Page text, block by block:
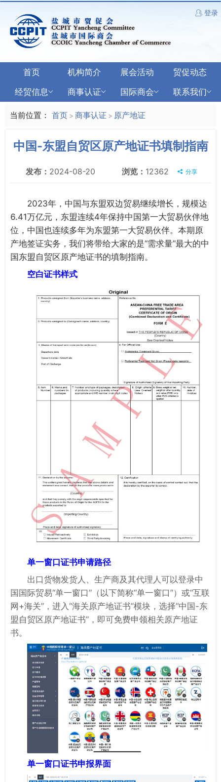
登录
首页 机构简介 展会活动
贸促动态
经贸信息
商事认证 国际商会 联系我们
当前位置： 首页 > 商事认证 > 原产地证
中国-东盟自贸区原产地证书填制指南
发布： 2024-08-20 浏览： 12362 分享
2023年，中国与东盟双边贸易继续增长，规模达
6.41万亿元，东盟连续4年保持中国第一大贸易伙伴地
位，中国也连续多年为东盟第一大贸易伙伴。本期原
产地签证实务，我们将带给大家的是“需求量”最大的中
国东盟自贸区原产地证书的填制指南。
空白证书样式
单一窗口证书申请路径
出口货物发货人、生产商及其代理人可以登录中
国国际贸易“单一窗口”（以下简称“单一窗口”）或“互联
网+海关”，进入“海关原产地证书”模块，选择“中国-东
盟自贸区原产地证书”，即可免费申领相关原产地证
书。
单一窗口证书申报界面